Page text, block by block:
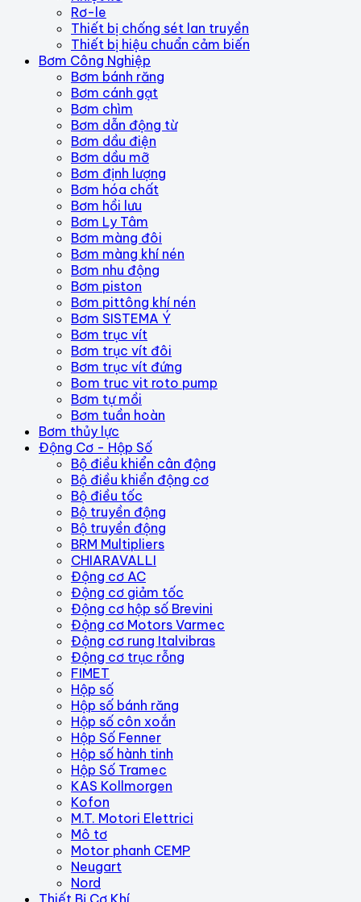
Rơ-le
Thiết bị chống sét lan truyền
Thiết bị hiệu chuẩn cảm biến
Bơm Công Nghiệp
Bơm bánh răng
Bơm cánh gạt
Bơm chìm
Bơm dẫn động từ
Bơm dầu điện
Bơm dầu mỡ
Bơm định lượng
Bơm hóa chất
Bơm hồi lưu
Bơm Ly Tâm
Bơm màng đôi
Bơm màng khí nén
Bơm nhu động
Bơm piston
Bơm pittông khí nén
Bơm SISTEMA Ý
Bơm trục vít
Bơm trục vít đôi
Bơm trục vít đứng
Bom truc vit roto pump
Bơm tự mồi
Bơm tuần hoàn
Bơm thủy lực
Động Cơ - Hộp Số
Bộ điều khiển cân động
Bộ điều khiển động cơ
Bộ điều tốc
Bộ truyền động
Bộ truyền động
BRM Multipliers
CHIARAVALLI
Động cơ AC
Động cơ giảm tốc
Động cơ hộp số Brevini
Động cơ Motors Varmec
Động cơ rung Italvibras
Động cơ trục rỗng
FIMET
Hộp số
Hộp số bánh răng
Hộp số côn xoắn
Hộp Số Fenner
Hộp số hành tinh
Hộp Số Tramec
KAS Kollmorgen
Kofon
M.T. Motori Elettrici
Mô tơ
Motor phanh CEMP
Neugart
Nord
Thiết Bị Cơ Khí